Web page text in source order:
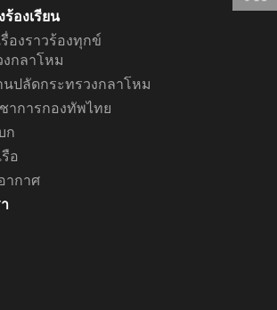
ร้องเรียน
องราวร้องทุกข์
กลาโหม
นปลัดกระทรวงกลาโหม
าการกองทัพไทย
ก
อ
ากาศ